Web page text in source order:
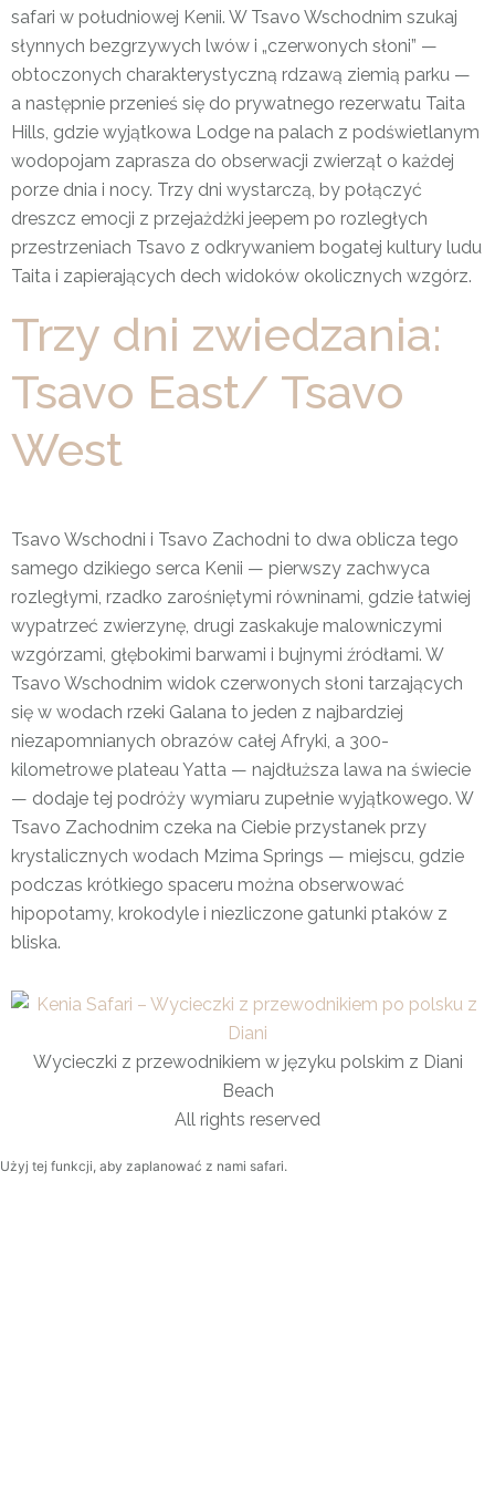
safari w południowej Kenii. W Tsavo Wschodnim szukaj
słynnych bezgrzywych lwów i „czerwonych słoni” —
obtoczonych charakterystyczną rdzawą ziemią parku —
a następnie przenieś się do prywatnego rezerwatu Taita
Hills, gdzie wyjątkowa Lodge na palach z podświetlanym
wodopojam zaprasza do obserwacji zwierząt o każdej
porze dnia i nocy. Trzy dni wystarczą, by połączyć
dreszcz emocji z przejażdżki jeepem po rozległych
przestrzeniach Tsavo z odkrywaniem bogatej kultury ludu
Taita i zapierających dech widoków okolicznych wzgórz.
Trzy dni zwiedzania:
Tsavo East/ Tsavo
West
Tsavo Wschodni i Tsavo Zachodni to dwa oblicza tego
samego dzikiego serca Kenii — pierwszy zachwyca
rozległymi, rzadko zarośniętymi równinami, gdzie łatwiej
wypatrzeć zwierzynę, drugi zaskakuje malowniczymi
wzgórzami, głębokimi barwami i bujnymi źródłami. W
Tsavo Wschodnim widok czerwonych słoni tarzających
się w wodach rzeki Galana to jeden z najbardziej
niezapomnianych obrazów całej Afryki, a 300-
kilometrowe plateau Yatta — najdłuższa lawa na świecie
— dodaje tej podróży wymiaru zupełnie wyjątkowego. W
Tsavo Zachodnim czeka na Ciebie przystanek przy
krystalicznych wodach Mzima Springs — miejscu, gdzie
podczas krótkiego spaceru można obserwować
hipopotamy, krokodyle i niezliczone gatunki ptaków z
bliska.
Wycieczki z przewodnikiem w języku polskim z Diani
Beach
All rights reserved
Użyj tej funkcji, aby zaplanować z nami safari.